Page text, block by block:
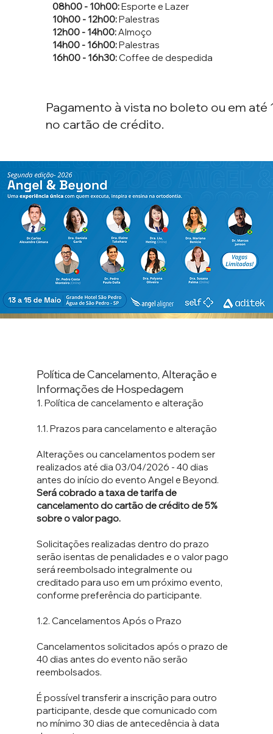
08h00 - 10h00:Esporte e Lazer
10h00 - 12h00:Palestras
12h00 - 14h00:Almoço
14h00 - 16h00:Palestras
16h00 - 16h30:Coffee de despedida
Pagamento à vista no boleto ou em até
no cartão de crédito.
Política de Cancelamento, Alteração e
Informações de Hospedagem
1.⁠ ⁠Política de cancelamento e alteração
1.1. Prazos para cancelamento e alteração
Alterações ou cancelamentos podem ser
realizados até dia 03/04/2026 - 40 dias
antes do início do evento Angel e Beyond.
Será cobrado a taxa de tarifa de
cancelamento do cartão de crédito de 5%
sobre o valor pago.
Solicitações realizadas dentro do prazo
serão isentas de penalidades e o valor pago
será reembolsado integralmente ou
creditado para uso em um próximo evento,
conforme preferência do participante.
1.2. Cancelamentos Após o Prazo
Cancelamentos solicitados após o prazo de
40 dias antes do evento não serão
reembolsados.
É possível transferir a inscrição para outro
participante, desde que comunicado com
no mínimo 30 dias de antecedência à data